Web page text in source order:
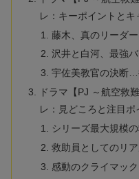
レ：キーポイントと
藤木、真のリーダ
沢井と白河、最強
宇佐美教官の決断
ドラマ【PJ ～航空救
レ：見どころと注目ポ
シリーズ最大規模
救助員としてのリ
感動のクライマッ